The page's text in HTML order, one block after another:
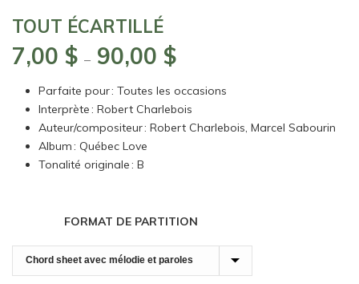
TOUT ÉCARTILLÉ
7,00 $ – 90,00 $Plage
prix :
7,00 $
Parfaite pour : Toutes les occasions
Interprète : Robert Charlebois
Auteur/compositeur : Robert Charlebois, Marcel Sabourin
Album : Québec Love
Tonalité originale : B
FORMAT DE PARTITION